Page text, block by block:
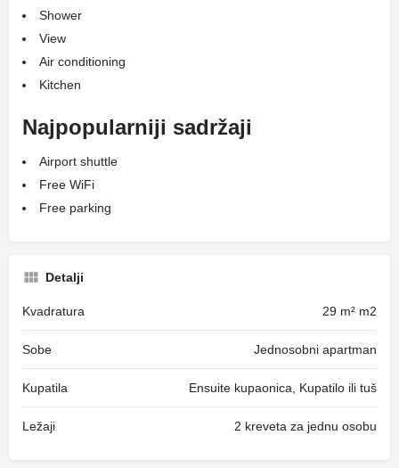
Shower
View
Air conditioning
Kitchen
Najpopularniji sadržaji
Airport shuttle
Free WiFi
Free parking
Detalji
Kvadratura 29 m² m2
Sobe Jednosobni apartman
Kupatila Ensuite kupaonica, Kupatilo ili tuš
Ležaji 2 kreveta za jednu osobu